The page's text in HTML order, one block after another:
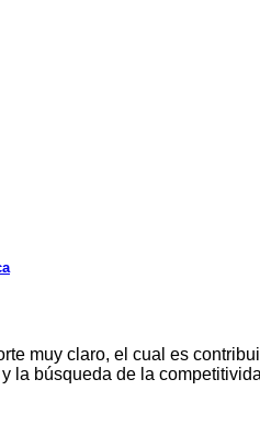
muy claro, el cual es
la búsqueda de la